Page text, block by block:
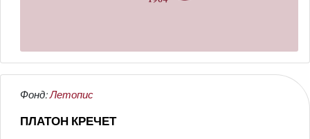
Фонд:Летопис
ПЛАТОН КРЕЧЕТ